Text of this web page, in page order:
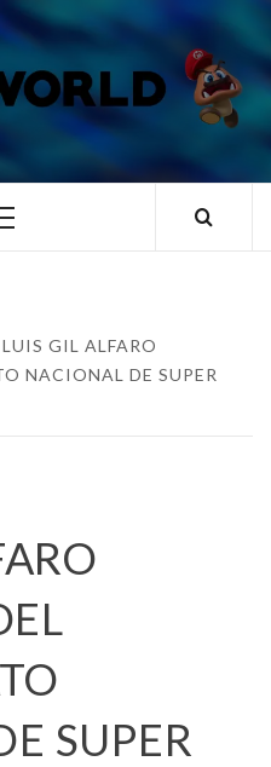
NINTENDO
Menú
LUIS GIL ALFARO
NACIONAL DE SUPER
SUPER